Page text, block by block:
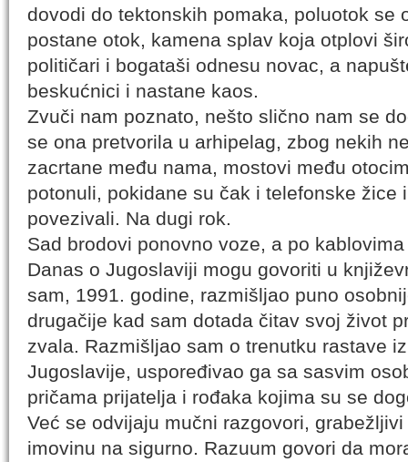
dovodi do tektonskih pomaka, poluotok se
postane otok, kamena splav koja otplovi
političari i bogataši odnesu novac, a
beskućnici i nastane kaos.
Zvuči nam poznato, nešto slično nam se
se ona pretvorila u arhipelag, zbog nekih
zacrtane među nama, mostovi među
potonuli, pokidane su čak i telefonske žice
povezivali. Na dugi rok.
Sad brodovi ponovno voze, a po
Danas o Jugoslaviji mogu govoriti u
sam, 1991. godine, razmišljao puno
drugačije kad sam dotada čitav svoj život
zvala. Razmišljao sam o trenutku rastave
Jugoslavije, uspoređivao ga sa sasvim
pričama prijatelja i rođaka kojima su se
Već se odvijaju mučni razgovori,
imovinu na sigurno. Razuum govori da